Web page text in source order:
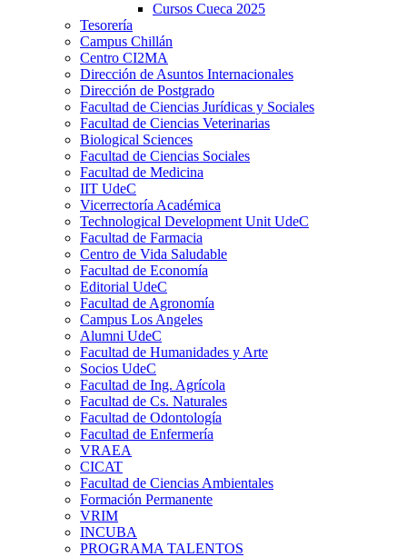
Cursos Cueca 2025
Tesorería
Campus Chillán
Centro CI2MA
Dirección de Asuntos Internacionales
Dirección de Postgrado
Facultad de Ciencias Jurídicas y Sociales
Facultad de Ciencias Veterinarias
Biological Sciences
Facultad de Ciencias Sociales
Facultad de Medicina
IIT UdeC
Vicerrectoría Académica
Technological Development Unit UdeC
Facultad de Farmacia
Centro de Vida Saludable
Facultad de Economía
Editorial UdeC
Facultad de Agronomía
Campus Los Angeles
Alumni UdeC
Facultad de Humanidades y Arte
Socios UdeC
Facultad de Ing. Agrícola
Facultad de Cs. Naturales
Facultad de Odontología
Facultad de Enfermería
VRAEA
CICAT
Facultad de Ciencias Ambientales
Formación Permanente
VRIM
INCUBA
PROGRAMA TALENTOS